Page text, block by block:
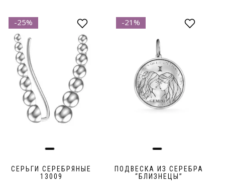
СЕРЬГИ СЕРЕБРЯНЫЕ
13009
-25%
ПОДВЕСКА ИЗ СЕРЕБРА
“БЛИЗНЕЦЫ”
-21%